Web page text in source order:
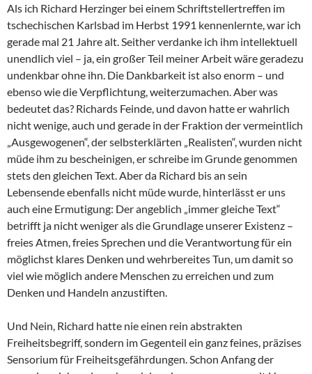
Als ich Richard Herzinger bei einem Schriftstellertreffen im
tschechischen Karlsbad im Herbst 1991 kennenlernte, war ich
gerade mal 21 Jahre alt. Seither verdanke ich ihm intellektuell
unendlich viel – ja, ein großer Teil meiner Arbeit wäre geradezu
undenkbar ohne ihn. Die Dankbarkeit ist also enorm – und
ebenso wie die Verpflichtung, weiterzumachen. Aber was
bedeutet das? Richards Feinde, und davon hatte er wahrlich
nicht wenige, auch und gerade in der Fraktion der vermeintlich
„Ausgewogenen“, der selbsterklärten „Realisten“, wurden nicht
müde ihm zu bescheinigen, er schreibe im Grunde genommen
stets den gleichen Text. Aber da Richard bis an sein
Lebensende ebenfalls nicht müde wurde, hinterlässt er uns
auch eine Ermutigung: Der angeblich „immer gleiche Text“
betrifft ja nicht weniger als die Grundlage unserer Existenz –
freies Atmen, freies Sprechen und die Verantwortung für ein
möglichst klares Denken und wehrbereites Tun, um damit so
viel wie möglich andere Menschen zu erreichen und zum
Denken und Handeln anzustiften.
Und Nein, Richard hatte nie einen rein abstrakten
Freiheitsbegriff, sondern im Gegenteil ein ganz feines, präzises
Sensorium für Freiheitsgefährdungen. Schon Anfang der